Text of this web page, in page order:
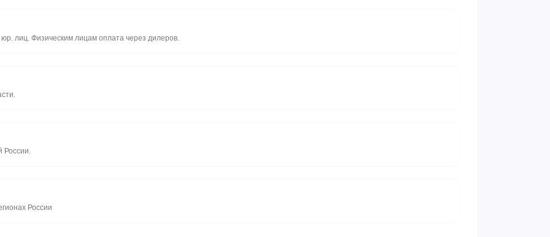
лиц. Физическим лицам оплата через дилеров.
России.
России